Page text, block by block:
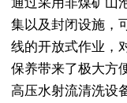
集以及封闭设施，
线的开放式作业，
保养带来了极大方
高压水射流清洗设